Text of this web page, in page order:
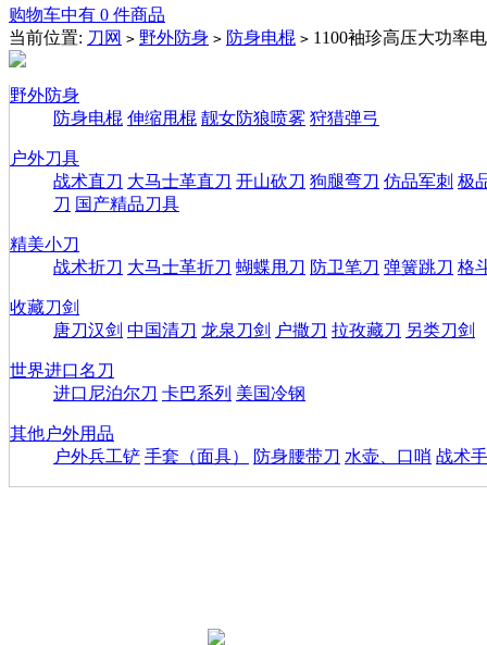
购物车中有 0 件商品
当前位置: 刀网 > 野外防身 > 防身电棍 > 1100袖珍高压大功率
野外防身
防身电棍 伸缩甩棍 靓女防狼喷雾 狩猎弹弓
户外刀具
战术直刀 大马士革直刀 开山砍刀 狗腿弯刀 仿品军刺 极
刀 国产精品刀具
精美小刀
战术折刀 大马士革折刀 蝴蝶甩刀 防卫笔刀 弹簧跳刀 格
收藏刀剑
唐刀汉剑 中国清刀 龙泉刀剑 户撒刀 拉孜藏刀 另类刀剑
世界进口名刀
进口尼泊尔刀 卡巴系列 美国冷钢
其他户外用品
户外兵工铲 手套（面具） 防身腰带刀 水壶、口哨 战术